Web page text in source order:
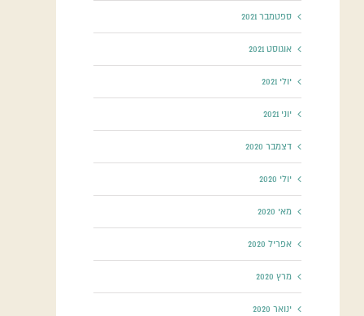
ספטמבר 2021
אוגוסט 2021
יולי 2021
יוני 2021
דצמבר 2020
יולי 2020
מאי 2020
אפריל 2020
מרץ 2020
ינואר 2020